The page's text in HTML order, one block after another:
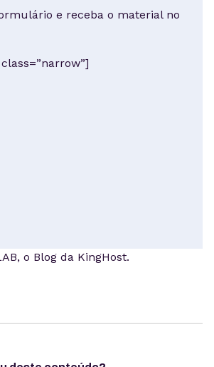
e receba o material no
o Blog da KingHost.